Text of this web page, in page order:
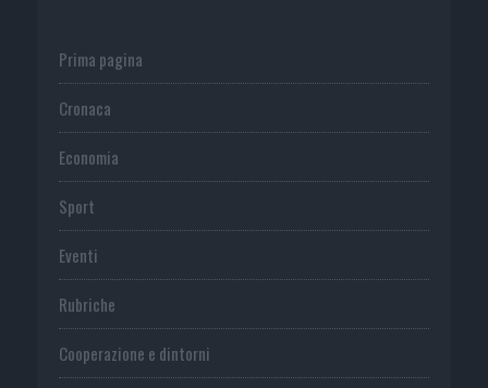
Prima pagina
Cronaca
Economia
Sport
Eventi
Rubriche
Cooperazione e dintorni